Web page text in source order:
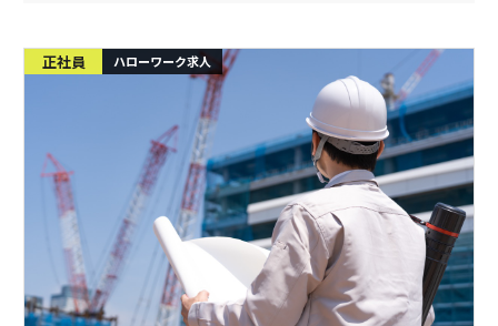
正社員 ハローワーク求人